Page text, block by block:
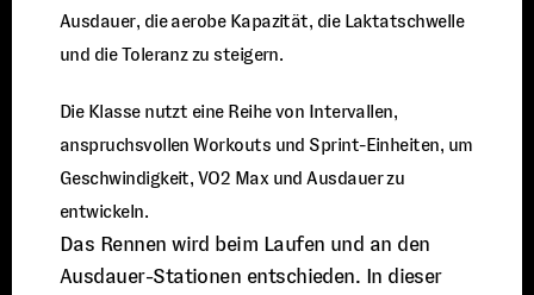
Ausdauer, die aerobe Kapazität, die Laktatschwelle
und die Toleranz zu steigern.
Die Klasse nutzt eine Reihe von Intervallen,
anspruchsvollen Workouts und Sprint-Einheiten, um
Geschwindigkeit, VO2 Max und Ausdauer zu
entwickeln.
Das Rennen wird beim Laufen und an den
Ausdauer-Stationen entschieden. In dieser